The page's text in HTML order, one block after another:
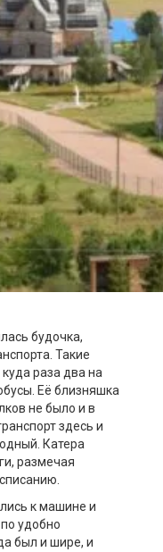
будочка,
Такие
раза два на
Её близняшка
не было и в
здесь и
Катера
размечая
к машине и
удобно
был и шире, и